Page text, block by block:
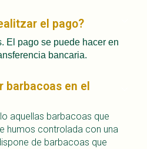
el pago?
El pago se puede hacer en
bancaria.
barbacoas en el
aquellas barbacoas que
humos controlada con una
de barbacoas que